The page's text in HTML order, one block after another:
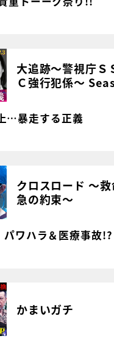
大追跡～警視庁Ｓ
Ｃ強行犯係～
…暴走する正義
クロスロード ～
急の約束～
ワハラ＆医療事故!?
かまいガチ